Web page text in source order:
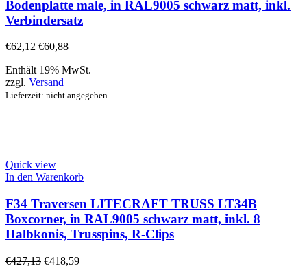
Bodenplatte male, in RAL9005 schwarz matt, inkl.
Verbindersatz
€62,12 €60,88
Enthält 19% MwSt.
zzgl. Versand
Lieferzeit: nicht angegeben
Quick view
In den Warenkorb
F34 Traversen LITECRAFT TRUSS LT34B
Boxcorner, in RAL9005 schwarz matt, inkl. 8
Halbkonis, Trusspins, R-Clips
€427,13 €418,59